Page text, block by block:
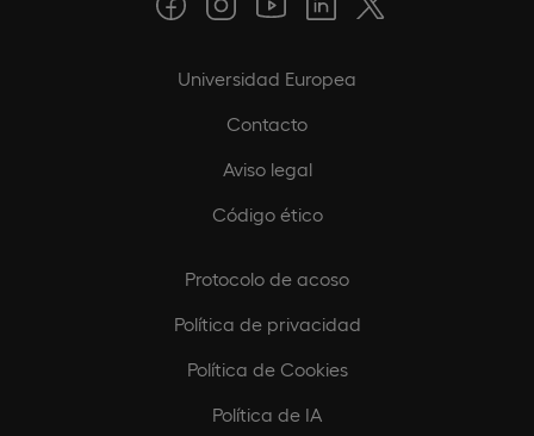
Universidad Europea
Contacto
Aviso legal
Código ético
Protocolo de acoso
Política de privacidad
Política de Cookies
Política de IA